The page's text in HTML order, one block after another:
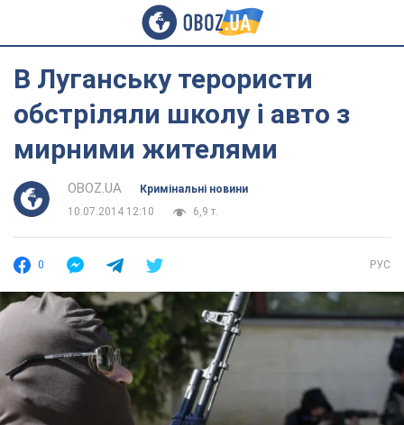
В Луганську терористи
обстріляли школу і авто з
мирними жителями
OBOZ.UA
Кримінальні новини
10.07.2014 12:10
6,9 т.
0 РУС